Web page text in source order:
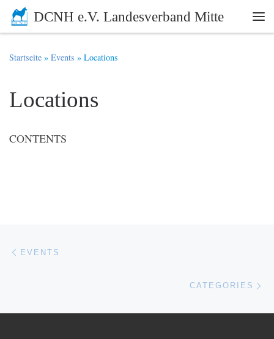
Zum Inhalt springen
DCNH e.V. Landesverband Mitte
Startseite » Events » Locations
Locations
CONTENTS
Beitragsnavigation
EVENTS
CATEGORIES